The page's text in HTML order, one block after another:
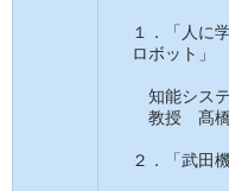
１．「人に
ロボット」
知能シス
教授 髙
２．「武田